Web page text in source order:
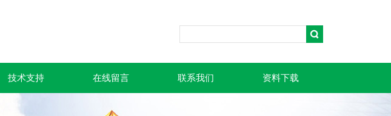
技术支持 在线留言 联系我们 资料下载